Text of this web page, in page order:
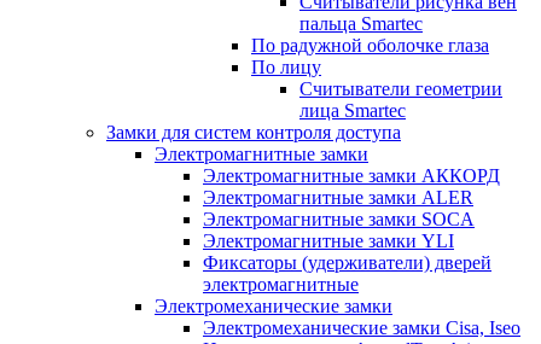
пальца Smartec
По радужной оболочке глаза
По лицу
Считыватели геометрии
лица Smartec
Замки для систем контроля доступа
Электромагнитные замки
Электромагнитные замки АККОРД
Электромагнитные замки ALER
Электромагнитные замки SOCA
Электромагнитные замки YLI
Фиксаторы (удерживатели) дверей
электромагнитные
Электромеханические замки
Электромеханические замки Cisa, Iseo